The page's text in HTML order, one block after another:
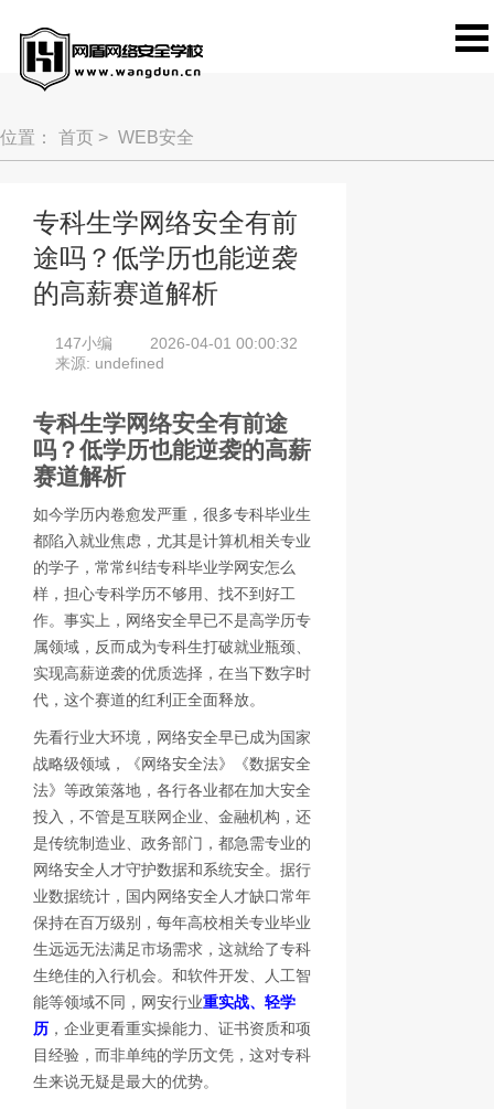
位置： 首页 > WEB安全
专科生学网络安全有前
途吗？低学历也能逆袭
的高薪赛道解析
147小编
2026-04-01 00:00:32
来源: undefined
专科生学网络安全有前途
吗？低学历也能逆袭的高薪
赛道解析
如今学历内卷愈发严重，很多专科毕业生
都陷入就业焦虑，尤其是计算机相关专业
的学子，常常纠结专科毕业学网安怎么
样，担心专科学历不够用、找不到好工
作。事实上，网络安全早已不是高学历专
属领域，反而成为专科生打破就业瓶颈、
实现高薪逆袭的优质选择，在当下数字时
代，这个赛道的红利正全面释放。
先看行业大环境，网络安全早已成为国家
战略级领域，《网络安全法》《数据安全
法》等政策落地，各行各业都在加大安全
投入，不管是互联网企业、金融机构，还
是传统制造业、政务部门，都急需专业的
网络安全人才守护数据和系统安全。据行
业数据统计，国内网络安全人才缺口常年
保持在百万级别，每年高校相关专业毕业
生远远无法满足市场需求，这就给了专科
生绝佳的入行机会。和软件开发、人工智
能等领域不同，网安行业重实战、轻学
历 ，企业更看重实操能力、证书资质和项
目经验，而非单纯的学历文凭，这对专科
生来说无疑是最大的优势。